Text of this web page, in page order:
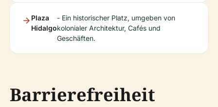
Plaza
Hidalgo
- Ein historischer Platz, umgeben von
kolonialer Architektur, Cafés und
Geschäften.
Barrierefreiheit